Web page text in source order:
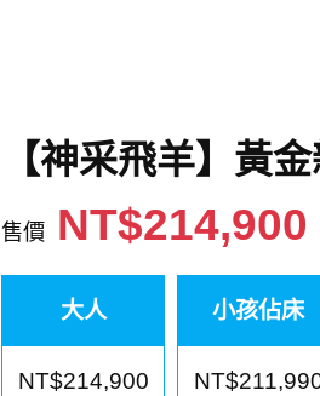
【神采飛羊】黃
售價 NT$214,900
大人
NT$214,900
小孩佔床